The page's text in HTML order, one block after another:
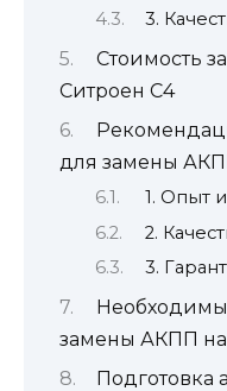
3.
Стоимость
Ситроен С4
для замены
1. Опыт
2.
3.
замены АКПП
Подготовка